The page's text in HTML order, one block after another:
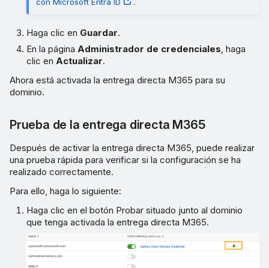
Haga clic en Guardar.
En la páginaAdministrador de credenciales, haga
clic enActualizar.
Ahora está activada la entrega directa M365 para su
dominio.
Prueba de la entrega directa M365
Después de activar la entrega directa M365, puede realizar
una prueba rápida para verificar si la configuración se ha
realizado correctamente.
Para ello, haga lo siguiente:
Haga clic en el botón Probar situado junto al dominio
que tenga activada la entrega directa M365.